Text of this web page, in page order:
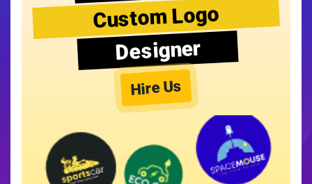
Custom Logo
Designer
Hire Us